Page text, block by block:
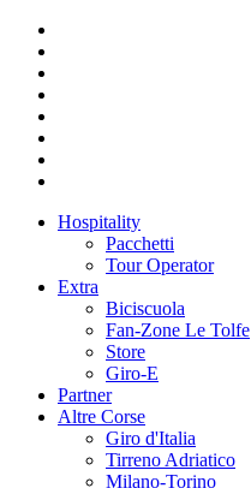
Hospitality
Pacchetti
Tour Operator
Extra
Biciscuola
Fan-Zone Le Tolfe
Store
Giro-E
Partner
Altre Corse
Giro d'Italia
Tirreno Adriatico
Milano-Torino